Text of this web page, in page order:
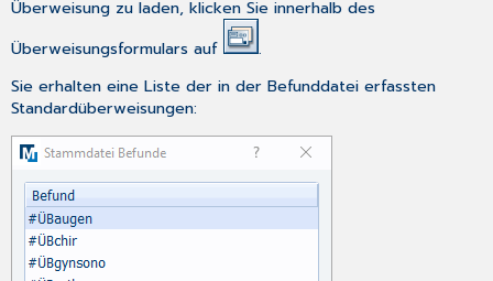
Überweisung zu laden, klicken Sie innerhalb des
Überweisungsformulars auf
.
Sie erhalten eine Liste der in der Befunddatei erfassten
Standardüberweisungen: